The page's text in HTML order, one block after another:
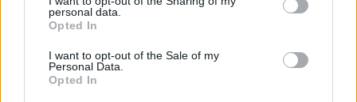
personal data.
Opted In
I want to opt-out of the Sale of my
Personal Data.
Opted In
Αποδέχομαι τους
και την πολιτική απορρήτου